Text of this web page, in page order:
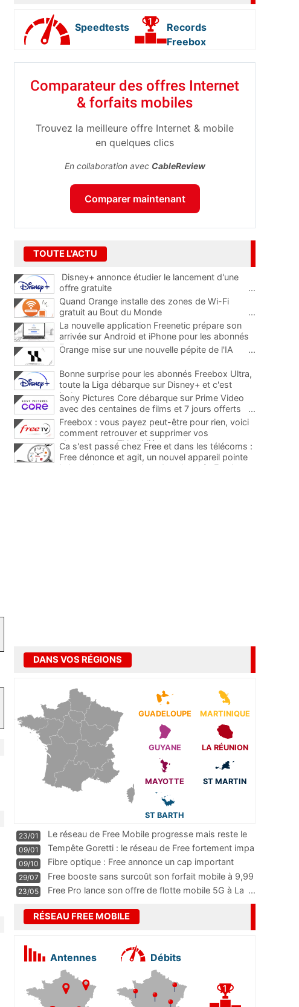
Speedtests
Records
Freebox
Comparateur des offres Internet
& forfaits mobiles
Trouvez la meilleure offre Internet & mobile
en quelques clics
En collaboration avec CableReview
Comparer maintenant
TOUTE L'ACTU
Disney+ annonce étudier le lancement d'une
offre gratuite
...
Quand Orange installe des zones de Wi-Fi
gratuit au Bout du Monde
...
La nouvelle application Freenetic prépare son
arrivée sur Android et iPhone pour les abonnés
Freebox, testez la
Orange mise sur une nouvelle pépite de l'IA ...
Bonne surprise pour les abonnés Freebox Ultra,
toute la Liga débarque sur Disney+ et c'est
inclus
Sony Pictures Core débarque sur Prime Video
avec des centaines de films et 7 jours offerts
...
Freebox : vous payez peut-être pour rien, voici
comment retrouver et supprimer vos
abonnements TV oubliés
...
Ca s'est passé chez Free et dans les télécoms :
Free dénonce et agit, un nouvel appareil pointe
le bout de son nez chez des abonnés Freebox...
DANS VOS RÉGIONS
GUADELOUPE MARTINIQUE
GUYANE LA RÉUNION
MAYOTTE ST MARTIN
ST BARTH
23/01
Le réseau de Free Mobile progresse mais reste le
m
...
09/01
Tempête Goretti : le réseau de Free fortement impa
09/10
Fibre optique : Free annonce un cap important
pass
...
29/07
Free booste sans surcoût son forfait mobile à 9,99
23/05 Free Pro lance son offre de flotte mobile 5G à La ...
RÉSEAU FREE MOBILE
Antennes Débits